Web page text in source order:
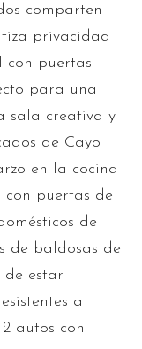
comparten
privacidad
con puertas
para una
sala creativa y
de Cayo
en la cocina
con puertas de
de
de baldosas de
de estar
a
autos con